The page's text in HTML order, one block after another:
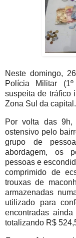
Neste domingo,
Polícia Militar
suspeita de tráfico
Zona Sul da capital.
Por volta das 9h,
ostensivo pelo
grupo de
abordagem, os
pessoas e
comprimido de
trouxas de
armazenadas
utilizado para
encontradas
totalizando R$